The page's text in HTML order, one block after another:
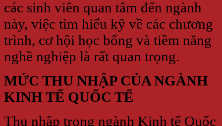
các sinh viên quan tâm đến ngành
này, việc tìm hiểu kỹ về các chương
trình, cơ hội học bổng và tiềm năng
nghề nghiệp là rất quan trọng.
MỨC THU NHẬP CỦA NGÀNH
KINH TẾ QUỐC TẾ
Thu nhập trong ngành Kinh tế Quốc